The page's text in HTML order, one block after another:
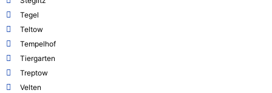
Tegel
Teltow
Tempelhof
Tiergarten
Treptow
Velten